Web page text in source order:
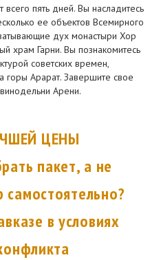
пять дней. Вы насладитесь
ее объектов Всемирного
дух монастыри Хор
храм Гарни. Вы познакомитесь
советских времен,
Арарат. Завершите свое
Арени.
ЦЕНЫ
пакет, а не
самостоятельно?
в условиях